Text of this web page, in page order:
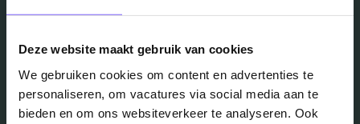
Deze website maakt gebruik van cookies
We gebruiken cookies om content en advertenties te
personaliseren, om vacatures via social media aan te
bieden en om ons websiteverkeer te analyseren. Ook
Schrijf je in en we houden je op de hoogte
Job Alert instellen